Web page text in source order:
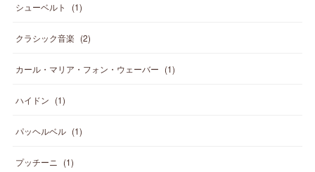
シューベルト (1)
クラシック音楽 (2)
カール・マリア・フォン・ウェーバー (1)
ハイドン (1)
パッヘルベル (1)
プッチーニ (1)